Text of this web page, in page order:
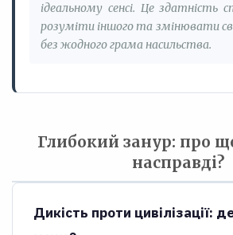
ідеальному сенсі. Це здатність
розуміти іншого та змінювати
без жодного грама насильства.
Глибокий занур: про
насправді?
Дикість проти цивілізації: